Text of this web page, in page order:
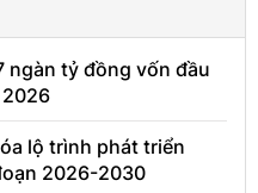
ngàn tỷ đồng vốn đầu
lộ trình phát triển
2026-2030